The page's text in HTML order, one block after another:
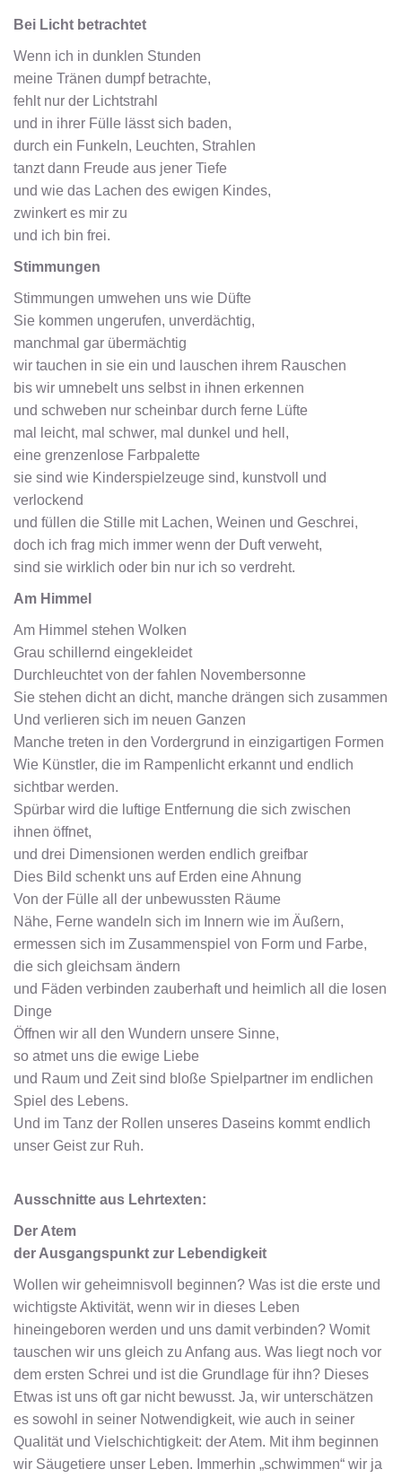
Bei Licht betrachtet
Wenn ich in dunklen Stunden
meine Tränen dumpf betrachte,
fehlt nur der Lichtstrahl
und in ihrer Fülle lässt sich baden,
durch ein Funkeln, Leuchten, Strahlen
tanzt dann Freude aus jener Tiefe
und wie das Lachen des ewigen Kindes,
zwinkert es mir zu
und ich bin frei.
Stimmungen
Stimmungen umwehen uns wie Düfte
Sie kommen ungerufen, unverdächtig,
manchmal gar übermächtig
wir tauchen in sie ein und lauschen ihrem Rauschen
bis wir umnebelt uns selbst in ihnen erkennen
und schweben nur scheinbar durch ferne Lüfte
mal leicht, mal schwer, mal dunkel und hell,
eine grenzenlose Farbpalette
sie sind wie Kinderspielzeuge sind, kunstvoll und
verlockend
und füllen die Stille mit Lachen, Weinen und Geschrei,
doch ich frag mich immer wenn der Duft verweht,
sind sie wirklich oder bin nur ich so verdreht.
Am Himmel
Am Himmel stehen Wolken
Grau schillernd eingekleidet
Durchleuchtet von der fahlen Novembersonne
Sie stehen dicht an dicht, manche drängen sich zusammen
Und verlieren sich im neuen Ganzen
Manche treten in den Vordergrund in einzigartigen Formen
Wie Künstler, die im Rampenlicht erkannt und endlich
sichtbar werden.
Spürbar wird die luftige Entfernung die sich zwischen
ihnen öffnet,
und drei Dimensionen werden endlich greifbar
Dies Bild schenkt uns auf Erden eine Ahnung
Von der Fülle all der unbewussten Räume
Nähe, Ferne wandeln sich im Innern wie im Äußern,
ermessen sich im Zusammenspiel von Form und Farbe,
die sich gleichsam ändern
und Fäden verbinden zauberhaft und heimlich all die losen
Dinge
Öffnen wir all den Wundern unsere Sinne,
so atmet uns die ewige Liebe
und Raum und Zeit sind bloße Spielpartner im endlichen
Spiel des Lebens.
Und im Tanz der Rollen unseres Daseins kommt endlich
unser Geist zur Ruh.
Ausschnitte aus Lehrtexten:
Der Atem
der Ausgangspunkt zur Lebendigkeit
Wollen wir geheimnisvoll beginnen? Was ist die erste und
wichtigste Aktivität, wenn wir in dieses Leben
hineingeboren werden und uns damit verbinden? Womit
tauschen wir uns gleich zu Anfang aus. Was liegt noch vor
dem ersten Schrei und ist die Grundlage für ihn? Dieses
Etwas ist uns oft gar nicht bewusst. Ja, wir unterschätzen
es sowohl in seiner Notwendigkeit, wie auch in seiner
Qualität und Vielschichtigkeit: der Atem. Mit ihm beginnen
wir Säugetiere unser Leben. Immerhin „schwimmen“ wir ja